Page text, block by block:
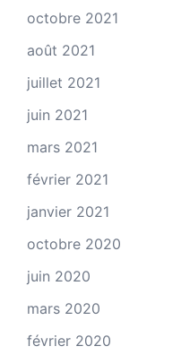
octobre 2021
août 2021
juillet 2021
juin 2021
mars 2021
février 2021
janvier 2021
octobre 2020
juin 2020
mars 2020
février 2020